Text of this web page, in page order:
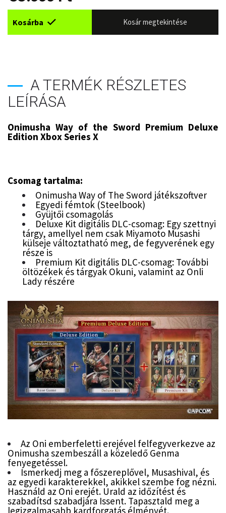
Kosárba Kosár megtekintése
A TERMÉK RÉSZLETES
LEÍRÁSA
Onimusha Way of the Sword Premium Deluxe
Edition Xbox Series X
Csomag tartalma:
Onimusha Way of The Sword játékszoftver
Egyedi fémtok (Steelbook)
Gyüjtői csomagolás
Deluxe Kit digitális DLC-csomag: Egy szettnyi
tárgy, amellyel nem csak Miyamoto Musashi
külseje változtatható meg, de fegyverének egy
része is
Premium Kit digitális DLC-csomag: További
öltözékek és tárgyak Okuni, valamint az Onli
Lady részére
Az Oni emberfeletti erejével felfegyverkezve az
Onimusha szembeszáll a közeledő Genma
fenyegetéssel.
Ismerkedj meg a főszereplővel, Musashival, és
az egyedi karakterekkel, akikkel szembe fog nézni.
Használd az Oni erejét. Urald az időzítést és
szabadítsd szabadjára Issent. Tapasztald meg a
legizgalmasabb kardforgatás élményét.